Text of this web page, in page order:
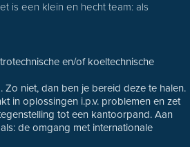
is een klein en hecht team: als
en/of koeltechnische
Zo niet, dan ben je bereid deze te halen.
in oplossingen i.p.v. problemen en zet
tot een kantoorpand. Aan
de omgang met internationale